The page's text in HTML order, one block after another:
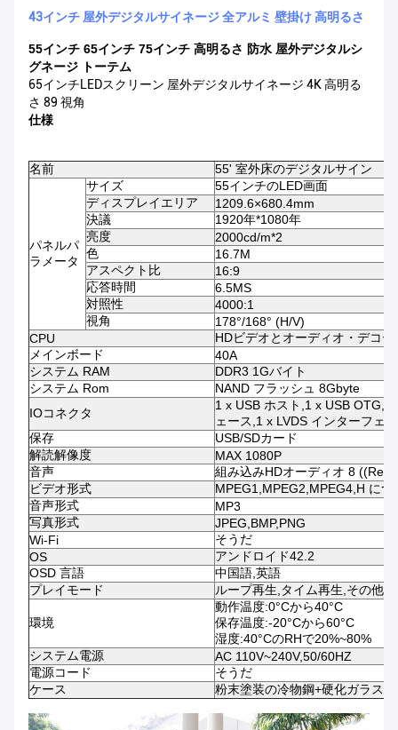
43インチ 屋外デジタルサイネージ 全アルミ 壁掛け 高明るさ
55インチ 65インチ 75インチ 高明るさ 防水 屋外デジタルシ
グネージ トーテム
65インチLEDスクリーン 屋外デジタルサイネージ 4K 高明る
さ 89 視角
仕様
名前 55' 室外床のデジタルサイン
パネルパ
ラメータ
サイズ
55インチのLED画面
ディスプレイエリア
1209.6×680.4mm
決議
1920年*1080年
亮度
2000cd/m*2
色
16.7M
アスペクト比
16:9
応答時間
6.5MS
対照性
4000:1
視角
178°/168° (H/V)
CPU
HDビデオとオーディオ・デコ
メインボード
40A
システム RAM
DDR3 1Gバイト
システム Rom
NAND フラッシュ 8Gbyte
IOコネクタ
1 x USB ホスト,1 x USB
ェース,1 x LVDS インターフェ
保存
USB/SDカード
解読解像度
MAX 1080P
音声
組み込みHDオーディオ 8
ビデオ形式
MPEG1,MPEG2,MPEG4,H に
音声形式
MP3
写真形式
JPEG,BMP,PNG
Wi-Fi
そうだ
OS
アンドロイド42.2
OSD 言語
中国語,英語
プレイモード
ループ再生,タイム再生,その他
環境
動作温度:0°Cから40°C
保存温度:-20°Cから60°C
湿度:40°CのRHで20%~80%
システム電源
AC 110V~240V,50/60HZ
電源コード
そうだ
ケース
粉末塗装の冷物鋼+硬化ガラス